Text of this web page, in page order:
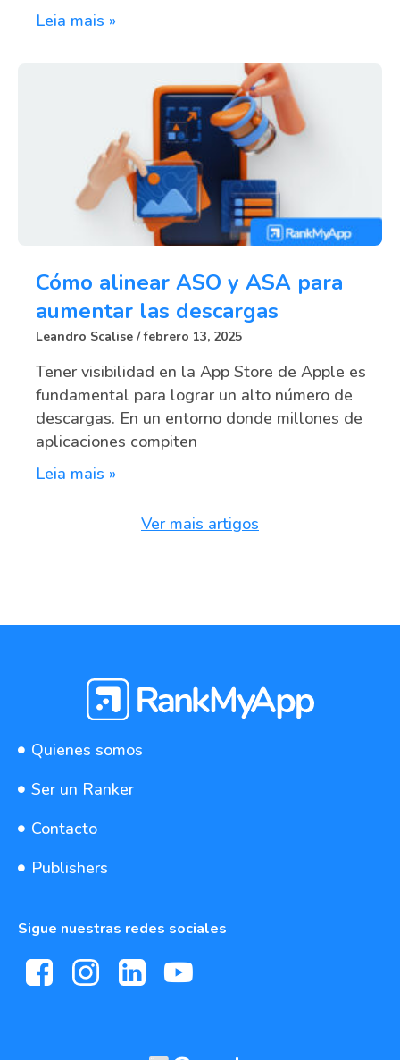
Leia mais »
Cómo alinear ASO y ASA para
aumentar las descargas
Leandro Scalise febrero 13, 2025
Tener visibilidad en la App Store de Apple es
fundamental para lograr un alto número de
descargas. En un entorno donde millones de
aplicaciones compiten
Leia mais »
Ver mais artigos
Quienes somos
Ser un Ranker
Contacto
Publishers
Sigue nuestras redes sociales